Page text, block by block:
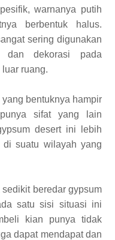
warnanya putih
berbentuk halus.
sering digunakan
dan dekorasi pada
ruang.
bentuknya hampir
sifat yang lain
desert ini lebih
di suatu wilayah yang
beredar gypsum
satu sisi situasi ini
kian punya tidak
dapat mendapat dan